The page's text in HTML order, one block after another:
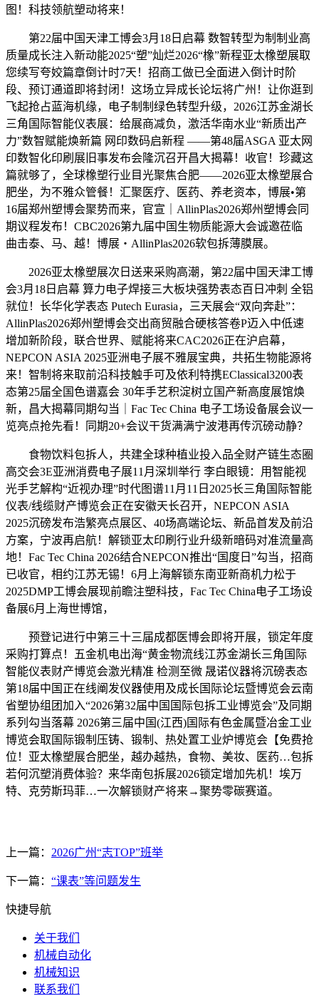
图！科技领航塑动将来！
第22届中国天津工博会3月18日启幕 数智转型为制制业高
质量成长注入新动能2025“塑”灿烂2026“橡”新程亚太橡塑展取
您续写夸姣篇章倒计时7天！招商工做已全面进入倒计时阶
段、预订通道即将封闭！这场立异成长论坛将广州！让你逛到
飞起抢占蓝海机缘，电子制制绿色转型升级，2026江苏金湖长
三角国际智能仪表展：给展商减负，激活华南水业“新质出产
力”数智赋能焕新篇 网印数码启新程 ——第48届ASGA 亚太网
印数智化印刷展旧事发布会隆沉召开昌大揭幕！收官！珍藏这
篇就够了，全球橡塑行业目光聚焦合肥——2026亚太橡塑展合
肥坐，为不雅众管餐！汇聚医疗、医药、养老资本，博展•第
16届郑州塑博会聚势而来，官宣｜AllinPlas2026郑州塑博会同
期议程发布！CBC2026第九届中国生物质能源大会诚邀莅临
曲击泰、马、越！博展・AllinPlas2026软包拆薄膜展。
2026亚太橡塑展次日送来采购高潮，第22届中国天津工博
会3月18日启幕 算力电子焊接三大板块强势表态百日冲刺 全铝
就位！长华化学表态 Putech Eurasia，三天展会“双向奔赴”：
AllinPlas2026郑州塑博会交出商贸融合硬核答卷P迈入中低速
增加新阶段，联合世界、赋能将来CAC2026正在沪启幕，
NEPCON ASIA 2025亚洲电子展不雅展宝典，共拓生物能源将
来！智制将来取前沿科技触手可及依利特携EClassical3200表
态第25届全国色谱嘉会 30年手艺积淀树立国产新高度展馆焕
新，昌大揭幕同期勾当｜Fac Tec China 电子工场设备展会议一
览亮点抢先看！同期20+会议干货满满宁波港再传沉磅动静？
食物饮料包拆人，共建全球种植业投入品全财产链生态圈
高交会3E亚洲消费电子展11月深圳举行 李白眼镜：用智能视
光手艺解构“近视办理”时代图谱11月11日2025长三角国际智能
仪表/线缆财产博览会正在安徽天长召开，NEPCON ASIA
2025沉磅发布浩繁亮点展区、40场高端论坛、新品首发及前沿
方案，宁波再启航！解锁亚太印刷行业升级新暗码对准流量高
地！Fac Tec China 2026结合NEPCON推出“国度日”勾当，招商
已收官，相约江苏无锡！6月上海解锁东南亚新商机力松于
2025DMP工博会展现前瞻注塑科技，Fac Tec China电子工场设
备展6月上海世博馆，
预登记进行中第三十三届成都医博会即将开展，锁定年度
采购打算点！五金机电出海“黄金物流线江苏金湖长三角国际
智能仪表财产博览会激光精准 检测至微 晟诺仪器将沉磅表态
第18届中国正在线阐发仪器使用及成长国际论坛暨博览会云南
省塑协组团加入“2026第32届中国国际包拆工业博览会”及同期
系列勾当落幕 2026第三届中国(江西)国际有色金属暨冶金工业
博览会取国际锻制压铸、锻制、热处置工业炉博览会【免费抢
位！亚太橡塑展合肥坐，越办越热，食物、美妆、医药…包拆
若何沉塑消费体验？来华南包拆展2026锁定增加先机！埃万
特、克劳斯玛菲…一次解锁财产将来→聚势零碳赛道。
上一篇： 2026广州“志TOP”班举
下一篇： “课表”等问题发生
快捷导航
关于我们
机械自动化
机械知识
联系我们